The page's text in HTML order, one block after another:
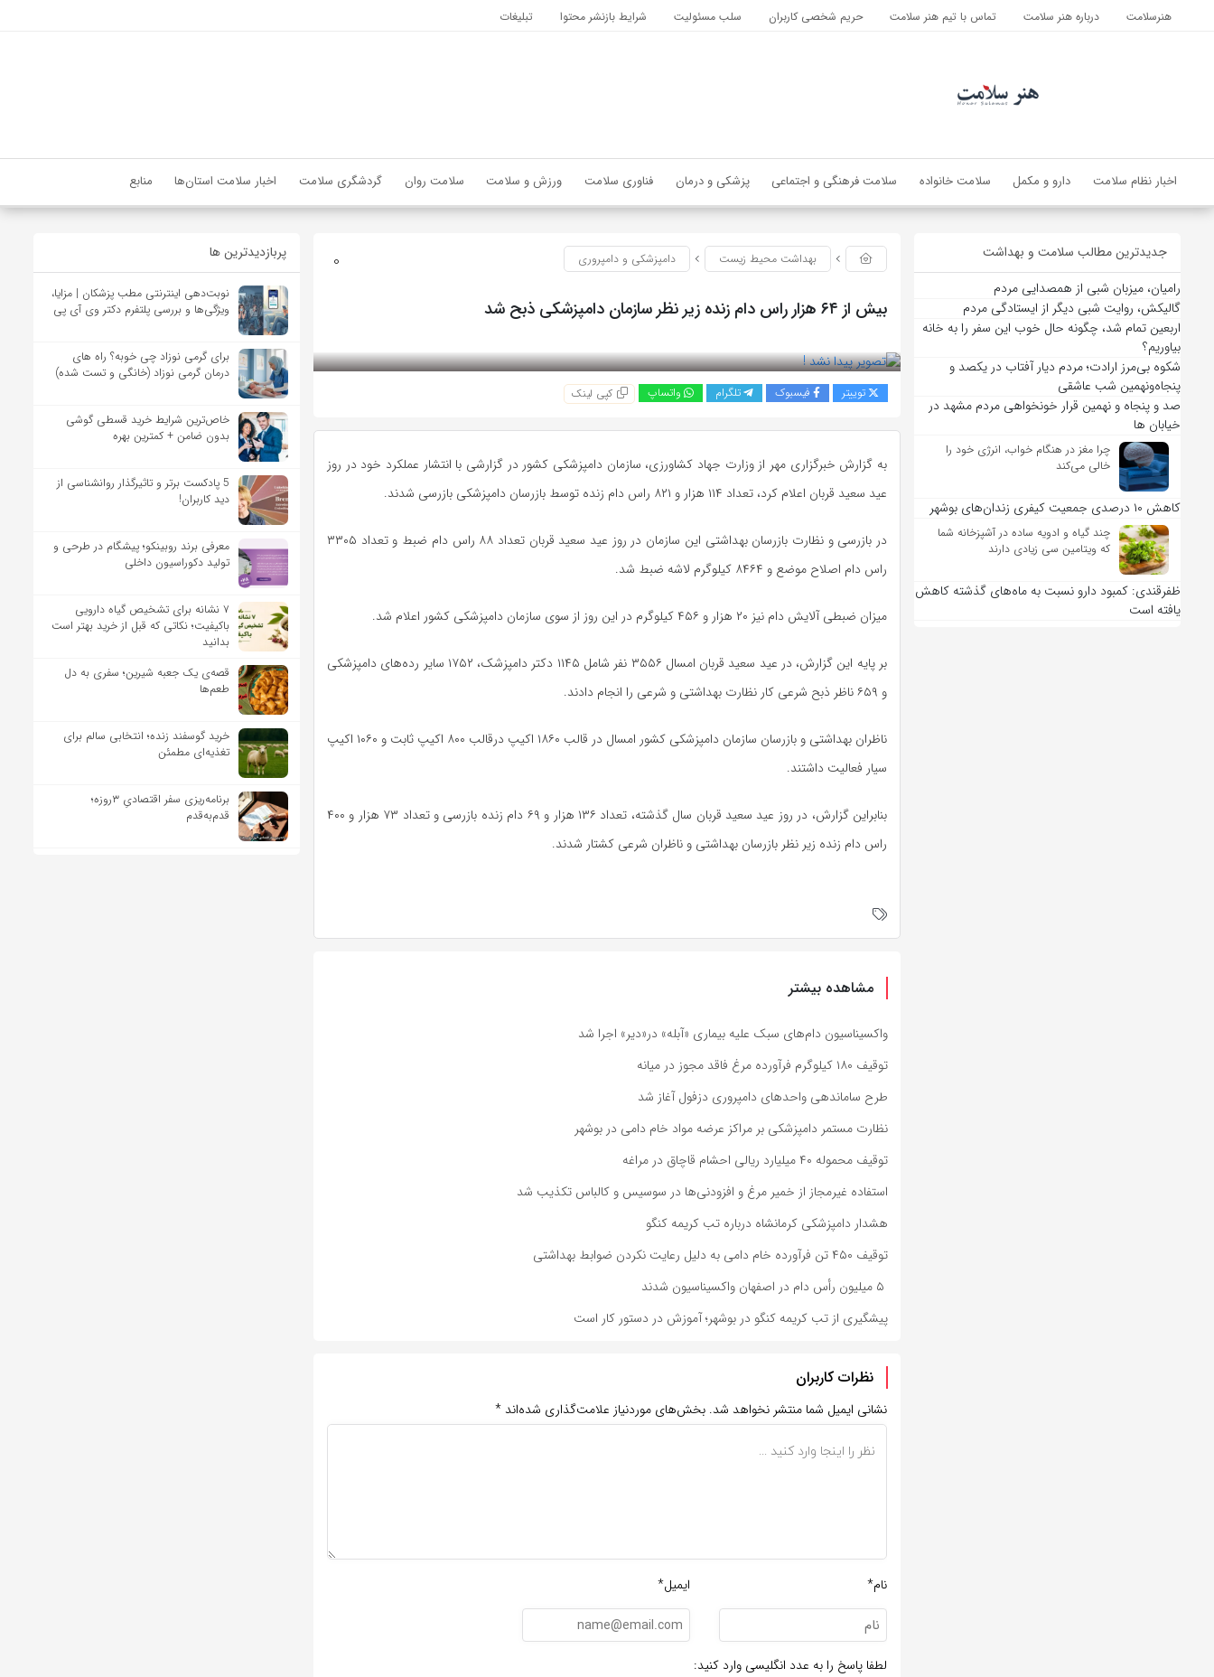
هنرسلامت درباره هنر سلامت تماس با تیم هنر سلامت حریم شخصی کاربران سلب مسئولیت شرایط بازنشر محتوا تبلیغات
اخبار نظام سلامت دارو و مکمل سلامت خانواده سلامت فرهنگی و اجتماعی پزشکی و درمان فناوری سلامت ورزش و سلامت سلامت روان گردشگری سلامت اخبار سلامت استان‌ها منابع
جدیدترین مطالب سلامت و بهداشت
رامیان، میزبان شبی از همصدایی مردم
گالیکش، روایت شبی دیگر از ایستادگی مردم
اربعین تمام شد، چگونه حال خوب این سفر را به خانه
بیاوریم؟
شکوه بی‌مرز ارادت؛ مردم دیار آفتاب در یکصد و
پنجاه‌ونهمین شب عاشقی
صد و پنجاه و نهمین قرار خونخواهی مردم مشهد در
خیابان ها
چرا مغز در هنگام خواب، انرژی خود را
خالی می‌کند
کاهش ۱۰ درصدی جمعیت کیفری زندان‌های بوشهر
چند گیاه و ادویه ساده در آشپزخانه شما
که ویتامین سی زیادی دارند
ظفرقندی: کمبود دارو نسبت به ماه‌های گذشته کاهش
یافته است
0 بهداشت محیط زیست دامپزشکی و دامپروری
بیش از ۶۴ هزار راس دام زنده زیر نظر سازمان دامپزشکی ذبح شد
توییتر فیسبوک تلگرام واتساپ کپی لینک
به گزارش خبرگزاری مهر از وزارت جهاد کشاورزی، سازمان دامپزشکی کشور در گزارشی با انتشار عملکرد خود در روز
عید سعید قربان اعلام کرد، تعداد ۱۱۴ هزار و ۸۲۱ راس دام زنده توسط بازرسان دامپزشکی بازرسی شدند.
در بازرسی و نظارت بازرسان بهداشتی این سازمان در روز عید سعید قربان تعداد ۸۸ راس دام ضبط و تعداد ۳۳۰۵
راس دام اصلاح موضع و ۸۴۶۴ کیلوگرم لاشه ضبط شد.
میزان ضبطی آلایش دام نیز ۲۰ هزار و ۴۵۶ کیلوگرم در این روز از سوی سازمان دامپزشکی کشور اعلام شد.
بر پایه این گزارش، در عید سعید قربان امسال ۳۵۵۶ نفر شامل ۱۱۴۵ دکتر دامپزشک، ۱۷۵۲ سایر رده‌های دامپزشکی
و ۶۵۹ ناظر ذبح شرعی کار نظارت بهداشتی و شرعی را انجام دادند.
ناظران بهداشتی و بازرسان سازمان دامپزشکی کشور امسال در قالب ۱۸۶۰ اکیپ درقالب ۸۰۰ اکیپ ثابت و ۱۰۶۰ اکیپ
سیار فعالیت داشتند.
بنابراین گزارش، در روز عید سعید قربان سال گذشته، تعداد ۱۳۶ هزار و ۶۹ دام زنده بازرسی و تعداد ۷۳ هزار و ۴۰۰
راس دام زنده زیر نظر بازرسان بهداشتی و ناظران شرعی کشتار شدند.
مشاهده بیشتر
واکسیناسیون دام‌های سبک علیه بیماری «آبله» در«دیر» اجرا شد
توقیف ۱۸۰ کیلوگرم فرآورده مرغ فاقد مجوز در میانه
طرح ساماندهی واحدهای دامپروری دزفول آغاز شد
نظارت مستمر دامپزشکی بر مراکز عرضه مواد خام دامی در بوشهر
توقیف محموله ۴۰ میلیارد ریالی احشام قاچاق در مراغه
استفاده غیرمجاز از خمیر مرغ و افزودنی‌ها در سوسیس و کالباس تکذیب شد
هشدار دامپزشکی کرمانشاه درباره تب کریمه کنگو
توقیف ۴۵۰ تن فرآورده خام دامی به دلیل رعایت نکردن ضوابط بهداشتی
پیشگیری از تب کریمه کنگو در بوشهر؛ آموزش در دستور کار است
نظرات کاربران
نشانی ایمیل شما منتشر نخواهد شد. بخش‌های موردنیاز علامت‌گذاری شده‌اند *
نام* ایمیل*
لطفا پاسخ را به عدد انگلیسی وارد کنید:
پربازدیدترین ها
نوبت‌دهی اینترنتی مطب پزشکان | مزایا،
ویژگی‌ها و بررسی پلتفرم دکتر وی آی پی
برای گرمی نوزاد چی خوبه؟ راه های
درمان گرمی نوزاد (خانگی و تست شده)
خاص‌ترین شرایط خرید قسطی گوشی
بدون ضامن + کمترین بهره
5 پادکست برتر و تاثیرگذار روانشناسی از
دید کاربران!
معرفی برند روبینکو؛ پیشگام در طرحی و
تولید دکوراسیون داخلی
۷ نشانه برای تشخیص گیاه دارویی
باکیفیت؛ نکاتی که قبل از خرید بهتر است
بدانید
قصه‌ی یک جعبه شیرین؛ سفری به دل
طعم‌ها
خرید گوسفند زنده؛ انتخابی سالم برای
تغذیه‌ای مطمئن
برنامه‌ریزی سفر اقتصادیِ ۳روزه؛
قدم‌به‌قدم